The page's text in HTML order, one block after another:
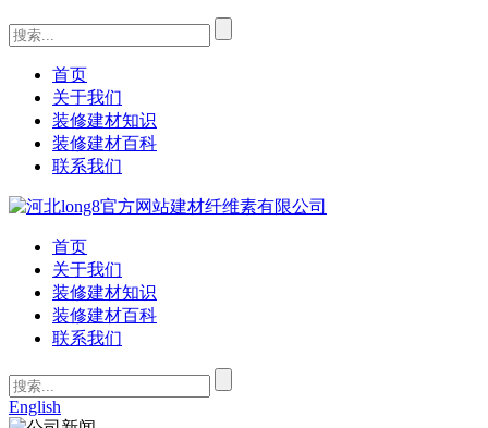
首页
关于我们
装修建材知识
装修建材百科
联系我们
首页
关于我们
装修建材知识
装修建材百科
联系我们
English